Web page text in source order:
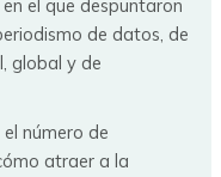
el que despuntaron
de datos, de
global y de
el número de
atraer a la